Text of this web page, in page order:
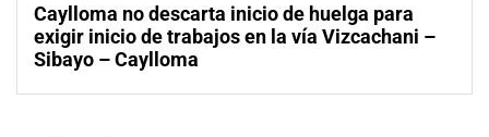
Caylloma no descarta inicio de huelga para
exigir inicio de trabajos en la vía Vizcachani –
Sibayo – Caylloma